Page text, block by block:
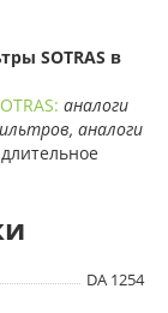
SOTRAS в
: аналоги
аналоги
DA 1254